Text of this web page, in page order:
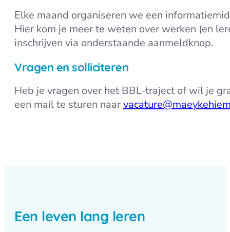
Elke maand organiseren we een
Hier kom je meer te weten over werken (en
inschrijven via onderstaande aanmeldknop.
Vragen en solliciteren
Heb je vragen over het BBL-traject of wil je
een mail te sturen naar
Een leven lang leren